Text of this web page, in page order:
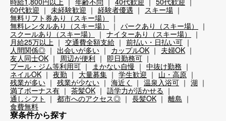
60代歓迎
未経験歓迎 経験者優遇
スキー場
無料リフト券あり（スキー場）
無料レンタルあり（スキー場）
パークあり（スキー場）
スクールあり（スキー場）
ナイターあり（スキー場）
月給25万以上
交通費全額支給
前払い・日払い可
人間関係◎
出会いが多い カップルOK
夫婦OK
友人同士OK
周辺が便利
即日勤務可
プール・ジム等利用可
まかない自慢
中抜け勤務
ネイルOK
夜勤 大量募集 学生歓迎
山・高原
残業が多い
残業が少ない 海近く 温泉入浴可
湖
満了ボーナス有
茶髪OK
語学力が活かせる
通しシフト
都市へのアクセス◎ 長髪OK
離島
食費無料
寮条件から探す